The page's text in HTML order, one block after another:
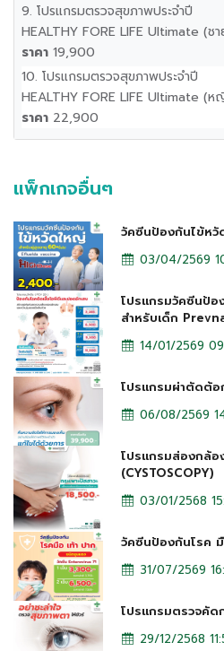
9. โปรแกรมตรวจสุขภาพประจำปี
HEALTHY FORE LIFE Ultimate (ชา
ราคา 19,900
10. โปรแกรมตรวจสุขภาพประจำปี
HEALTHY FORE LIFE Ultimate (ห
ราคา 22,900
แพ็กเกจอื่นๆ
วัคซีนป้องกันไข้ห
03/04/2569
โปรแกรมวัคซีนป้
สำหรับเด็ก
14/01/2569
โปรแกรมผ่าตัดต้อ
06/08/2569
โปรแกรมส่องกล้อ
(CYSTOSCOPY)
03/01/2568
วัคซีนป้องกันโรค มื
31/07/2569
โปรแกรมตรวจคัด
29/12/2568